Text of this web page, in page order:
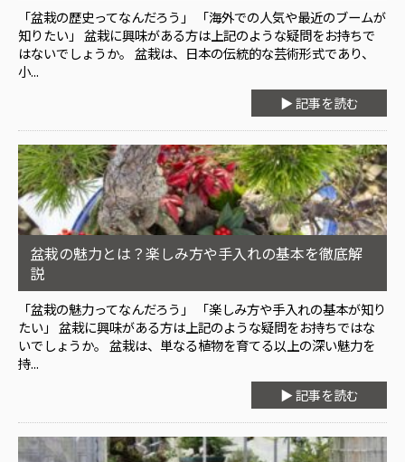
「盆栽の歴史ってなんだろう」 「海外での人気や最近のブームが
知りたい」 盆栽に興味がある方は上記のような疑問をお持ちで
はないでしょうか。 盆栽は、日本の伝統的な芸術形式であり、
小...
▶ 記事を読む
盆栽の魅力とは？楽しみ方や手入れの基本を徹底解
説
「盆栽の魅力ってなんだろう」 「楽しみ方や手入れの基本が知り
たい」 盆栽に興味がある方は上記のような疑問をお持ちではな
いでしょうか。 盆栽は、単なる植物を育てる以上の深い魅力を
持...
▶ 記事を読む